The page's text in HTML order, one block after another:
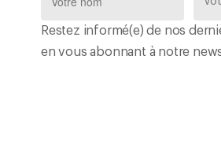
Restez informé(e) de nos
en vous abonnant à notre